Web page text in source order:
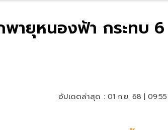
ายุหนองฟ้า กระทบ 6
อัปเดตล่าสุด : 01 ก.ย. 68 |